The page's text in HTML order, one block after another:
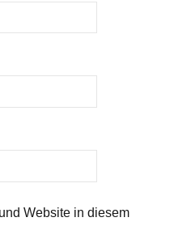
Website in diesem